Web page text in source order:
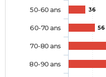
36
56
50-60 ans
60-70 ans
70-80 ans
80-90 ans